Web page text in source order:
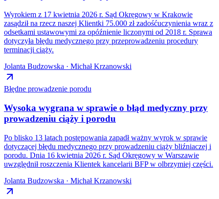
Wyrokiem z 17 kwietnia 2026 r. Sąd Okręgowy w Krakowie
zasądził na rzecz naszej Klientki 75.000 zł zadośćuczynienia wraz z
odsetkami ustawowymi za opóźnienie liczonymi od 2018 r. Sprawa
dotyczyła błędu medycznego przy przeprowadzeniu procedury
terminacji ciąży.
Jolanta Budzowska · Michał Krzanowski
Błędne prowadzenie porodu
Wysoka wygrana w sprawie o błąd medyczny przy
prowadzeniu ciąży i porodu
Po blisko 13 latach postępowania zapadł ważny wyrok w sprawie
dotyczącej błędu medycznego przy prowadzeniu ciąży bliźniaczej i
porodu. Dnia 16 kwietnia 2026 r. Sąd Okręgowy w Warszawie
uwzględnił roszczenia Klientek kancelarii BFP w olbrzymiej części.
Jolanta Budzowska · Michał Krzanowski